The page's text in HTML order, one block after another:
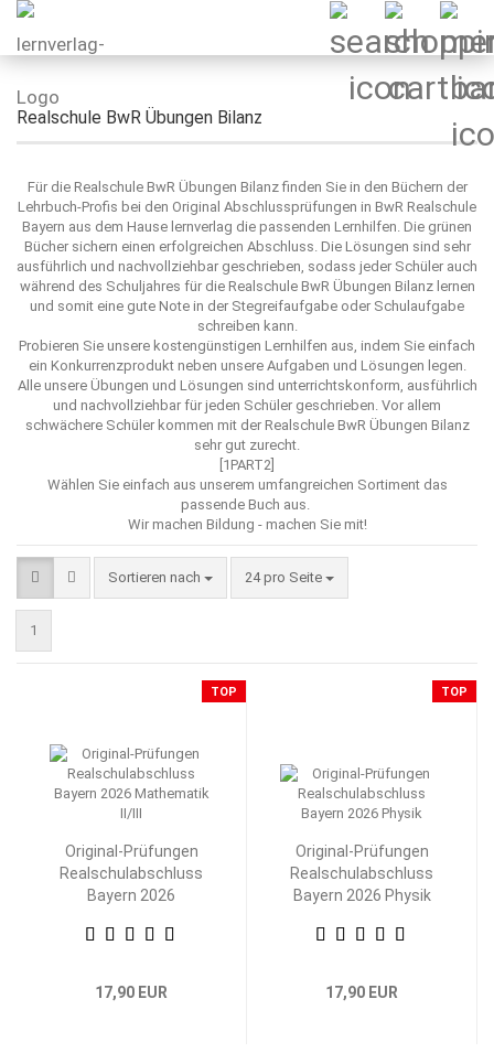
Realschule BwR Übungen Bilanz
Für die Realschule BwR Übungen Bilanz finden Sie in den Büchern der
Lehrbuch-Profis bei den Original Abschlussprüfungen in BwR Realschule
Bayern aus dem Hause lernverlag die passenden Lernhilfen. Die grünen
Bücher sichern einen erfolgreichen Abschluss. Die Lösungen sind sehr
ausführlich und nachvollziehbar geschrieben, sodass jeder Schüler auch
während des Schuljahres für die Realschule BwR Übungen Bilanz lernen
und somit eine gute Note in der Stegreifaufgabe oder Schulaufgabe
schreiben kann.
Probieren Sie unsere kostengünstigen Lernhilfen aus, indem Sie einfach
ein Konkurrenzprodukt neben unsere Aufgaben und Lösungen legen.
Alle unsere Übungen und Lösungen sind unterrichtskonform, ausführlich
und nachvollziehbar für jeden Schüler geschrieben. Vor allem
schwächere Schüler kommen mit der Realschule BwR Übungen Bilanz
sehr gut zurecht.
[1PART2]
Wählen Sie einfach aus unserem umfangreichen Sortiment das
passende Buch aus.
Wir machen Bildung - machen Sie mit!
Sortieren nach
Sortieren nach 24 pro Seite
pro Seite
1
TOP
Original-Prüfungen
Realschulabschluss
Bayern 2026
17,90 EUR
TOP
Original-Prüfungen
Realschulabschluss
Bayern 2026 Physik
17,90 EUR